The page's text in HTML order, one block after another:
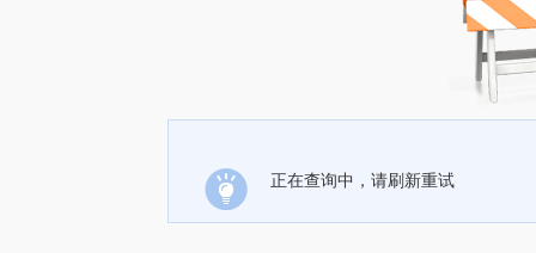
正在查询中，请刷新重试